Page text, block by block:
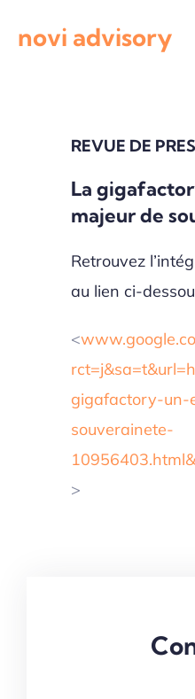
novi advisory
Actualités institutionnelles
Appels à projets
REVUE DE
La
majeur de
Retrouvez
au lien ci-
<
gigafactory-un-
souverainete-
>